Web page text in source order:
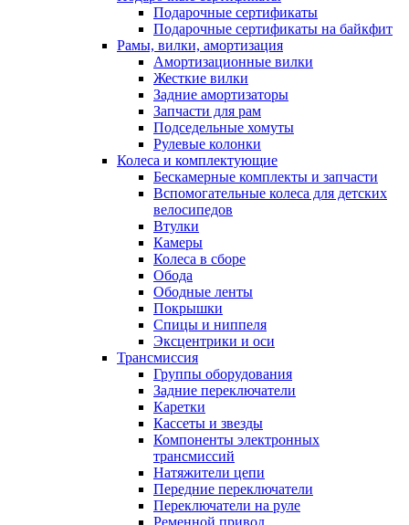
Подарочные сертификаты
Подарочные сертификаты на байкфит
Рамы, вилки, амортизация
Амортизационные вилки
Жесткие вилки
Задние амортизаторы
Запчасти для рам
Подседельные хомуты
Рулевые колонки
Колеса и комплектующие
Бескамерные комплекты и запчасти
Вспомогательные колеса для детских
велосипедов
Втулки
Камеры
Колеса в сборе
Обода
Ободные ленты
Покрышки
Спицы и ниппеля
Эксцентрики и оси
Трансмиссия
Группы оборудования
Задние переключатели
Каретки
Кассеты и звезды
Компоненты электронных
трансмиссий
Натяжители цепи
Передние переключатели
Переключатели на руле
Ременной привод